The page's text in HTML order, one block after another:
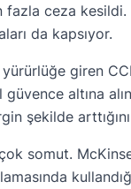
ceza
da kapsıyor.
giren
güvence altına
şekilde
somut.